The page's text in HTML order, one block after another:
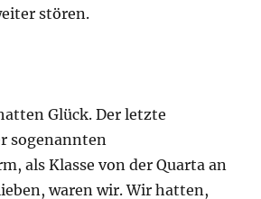
stören.
Glück. Der letzte
sogenannten
als Klasse von der Quarta an
waren wir. Wir hatten,